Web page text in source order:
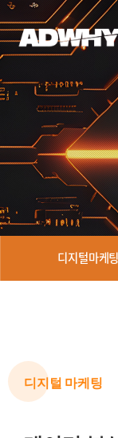
디지털마케팅
디지털 마케팅